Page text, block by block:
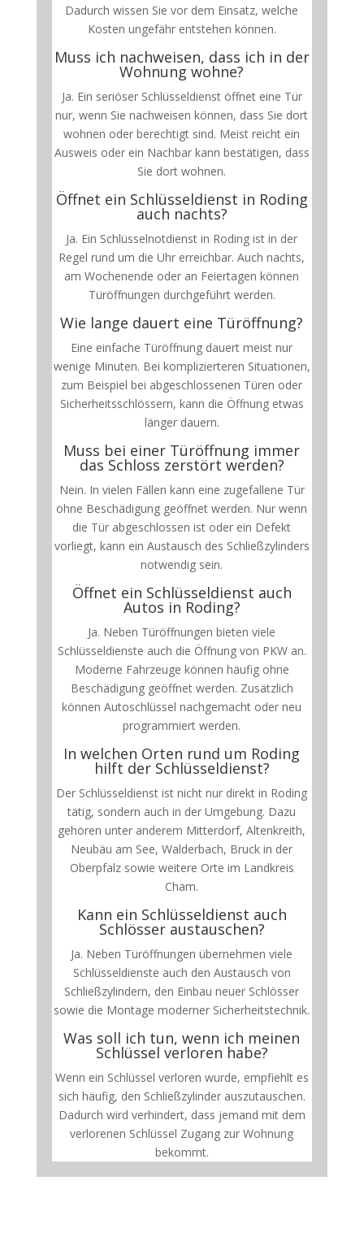
Dadurch wissen Sie vor dem Einsatz, welche
Kosten ungefähr entstehen können.
Muss ich nachweisen, dass ich in der
Wohnung wohne?
Ja. Ein seriöser Schlüsseldienst öffnet eine Tür
nur, wenn Sie nachweisen können, dass Sie dort
wohnen oder berechtigt sind. Meist reicht ein
Ausweis oder ein Nachbar kann bestätigen, dass
Sie dort wohnen.
Öffnet ein Schlüsseldienst in Roding
auch nachts?
Ja. Ein Schlüsselnotdienst in Roding ist in der
Regel rund um die Uhr erreichbar. Auch nachts,
am Wochenende oder an Feiertagen können
Türöffnungen durchgeführt werden.
Wie lange dauert eine Türöffnung?
Eine einfache Türöffnung dauert meist nur
wenige Minuten. Bei komplizierteren Situationen,
zum Beispiel bei abgeschlossenen Türen oder
Sicherheitsschlössern, kann die Öffnung etwas
länger dauern.
Muss bei einer Türöffnung immer
das Schloss zerstört werden?
Nein. In vielen Fällen kann eine zugefallene Tür
ohne Beschädigung geöffnet werden. Nur wenn
die Tür abgeschlossen ist oder ein Defekt
vorliegt, kann ein Austausch des Schließzylinders
notwendig sein.
Öffnet ein Schlüsseldienst auch
Autos in Roding?
Ja. Neben Türöffnungen bieten viele
Schlüsseldienste auch die Öffnung von PKW an.
Moderne Fahrzeuge können häufig ohne
Beschädigung geöffnet werden. Zusätzlich
können Autoschlüssel nachgemacht oder neu
programmiert werden.
In welchen Orten rund um Roding
hilft der Schlüsseldienst?
Der Schlüsseldienst ist nicht nur direkt in Roding
tätig, sondern auch in der Umgebung. Dazu
gehören unter anderem Mitterdorf, Altenkreith,
Neubäu am See, Walderbach, Bruck in der
Oberpfalz sowie weitere Orte im Landkreis
Cham.
Kann ein Schlüsseldienst auch
Schlösser austauschen?
Ja. Neben Türöffnungen übernehmen viele
Schlüsseldienste auch den Austausch von
Schließzylindern, den Einbau neuer Schlösser
sowie die Montage moderner Sicherheitstechnik.
Was soll ich tun, wenn ich meinen
Schlüssel verloren habe?
Wenn ein Schlüssel verloren wurde, empfiehlt es
sich häufig, den Schließzylinder auszutauschen.
Dadurch wird verhindert, dass jemand mit dem
verlorenen Schlüssel Zugang zur Wohnung
bekommt.